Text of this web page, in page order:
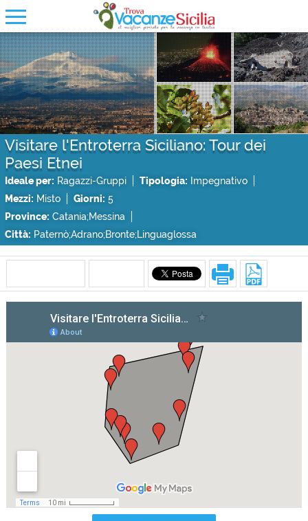
Visitare l'Entroterra Siciliano: Tour dei
Paesi Etnei
Ideale per: Ragazzi-Gruppi Tipologia: Impegnativo
Mezzi: Misto Giorni: 5
Province: Catania;Messina
Città: Paternò;Adrano;Bronte;Linguaglossa